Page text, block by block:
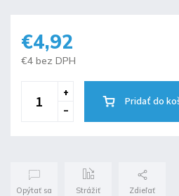
€4,92
€4 bez DPH
Pridať do
Opýtať sa Strážiť Zdieľať